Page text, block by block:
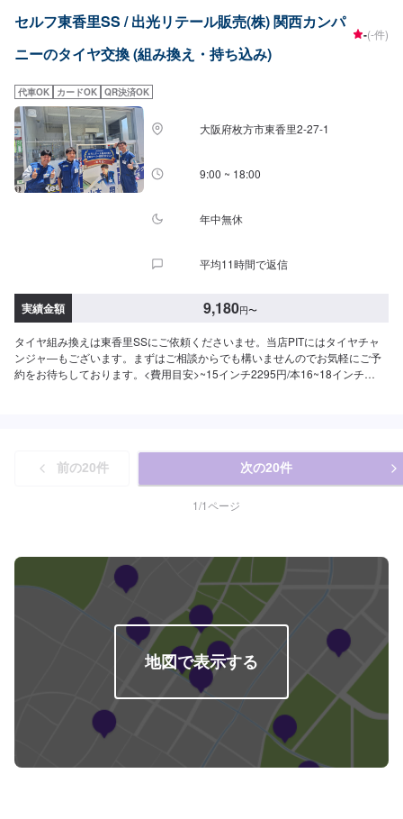
ヤ：330円/本ホイール：550円/本タイヤ付きホイール：1,100円/本
セルフ東香里SS / 出光リテール販売(株) 関西カンパ
ニーのタイヤ交換 (組み換え・持ち込み)
-(-件)
代車OK カードOK QR決済OK
大阪府枚方市東香里2-27-1
9:00 ~ 18:00
年中無休
平均11時間で返信
実績金額 9,180円〜
タイヤ組み換えは東香里SSにご依頼くださいませ。当店PITにはタイヤチャ
ンジャ―もございます。まずはご相談からでも構いませんのでお気軽にご予
約をお待ちしております。<費用目安>~15インチ2295円/本16~18インチ
前の20件 次の20件
1/1ページ
地図で表示する